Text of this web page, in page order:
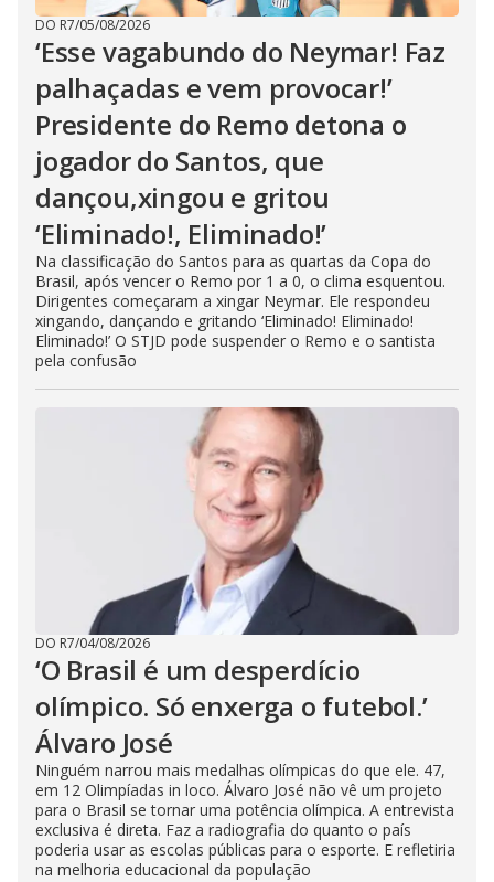
DO R7/05/08/2026
‘Esse vagabundo do Neymar! Faz
palhaçadas e vem provocar!’
Presidente do Remo detona o
jogador do Santos, que
dançou,xingou e gritou
‘Eliminado!, Eliminado!’
Na classificação do Santos para as quartas da Copa do
Brasil, após vencer o Remo por 1 a 0, o clima esquentou.
Dirigentes começaram a xingar Neymar. Ele respondeu
xingando, dançando e gritando ‘Eliminado! Eliminado!
Eliminado!’ O STJD pode suspender o Remo e o santista
pela confusão
DO R7/04/08/2026
‘O Brasil é um desperdício
olímpico. Só enxerga o futebol.’
Álvaro José
Ninguém narrou mais medalhas olímpicas do que ele. 47,
em 12 Olimpíadas in loco. Álvaro José não vê um projeto
para o Brasil se tornar uma potência olímpica. A entrevista
exclusiva é direta. Faz a radiografia do quanto o país
poderia usar as escolas públicas para o esporte. E refletiria
na melhoria educacional da população